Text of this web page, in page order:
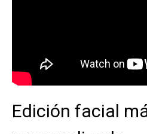
Edición facial